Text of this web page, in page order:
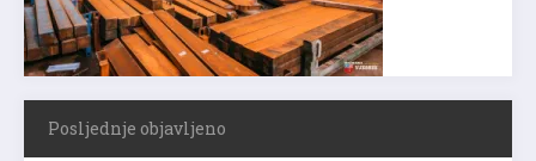
Posljednje objavljeno